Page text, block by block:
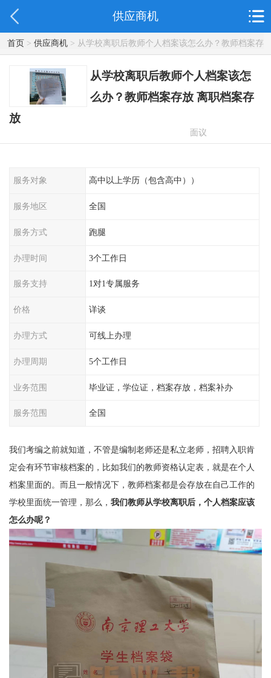
供应商机
首页> 供应商机> 从学校离职后教师个人档案该怎么办？教师档案存
放 离职档案存放
从学校离职后教师个人档案该怎
么办？教师档案存放 离职档案存
放
面议
服务对象 高中以上学历（包含高中））
服务地区 全国
服务方式 跑腿
办理时间 3个工作日
服务支持 1对1专属服务
价格 详谈
办理方式 可线上办理
办理周期 5个工作日
业务范围 毕业证，学位证，档案存放，档案补办
服务范围 全国
我们考编之前就知道，不管是编制老师还是私立老师，招聘入职肯
定会有环节审核档案的，比如我们的教师资格认定表，就是在个人
档案里面的。而且一般情况下，教师档案都是会存放在自己工作的
学校里面统一管理，那么， 我们教师从学校离职后，个人档案应该
怎么办呢？